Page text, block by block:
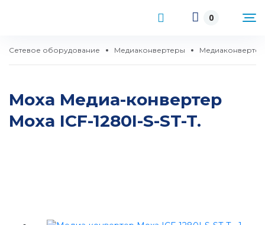
0
Сетевое оборудование Медиаконвертеры
Moxa Медиа-конвертер
Moxa ICF-1280I-S-ST-T.